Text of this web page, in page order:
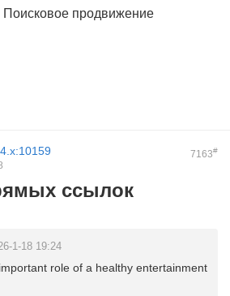
Поисковое продвижение
7163#
ссылок
1-18 19:24
role of a healthy entertainment